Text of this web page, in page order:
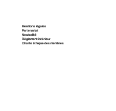
Mentions légales
Partenariat
Neutralité
Règlement intérieur
Charte éthique des membres